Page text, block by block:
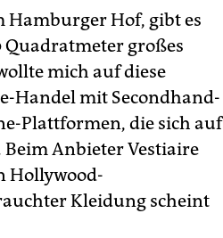
Hamburger Hof, gibt es
Quadratmeter großes
mich auf diese
Handel mit Secondhand-
Plattformen, die sich auf
Anbieter Vestiaire
Hollywood-
Kleidung scheint